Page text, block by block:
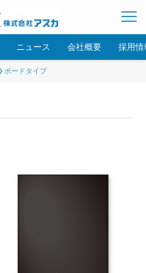
ニュース 会社概要 採用情
ボードタイプ